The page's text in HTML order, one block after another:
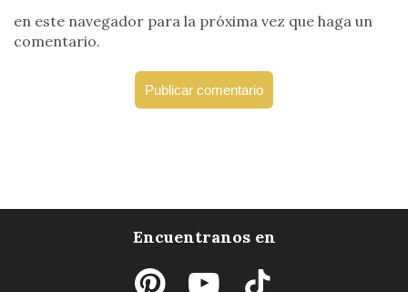
en este navegador para la próxima vez que haga un
comentario.
Encuentranos en